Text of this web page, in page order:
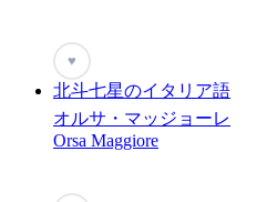
♥
北斗七星のイタリア語
オルサ・マッジョーレ
Orsa Maggiore